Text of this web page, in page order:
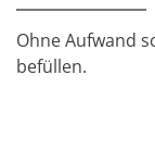
Ohne Aufwand
befüllen.